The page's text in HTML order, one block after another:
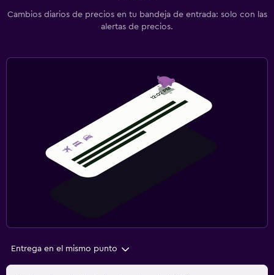
Cambios diarios de precios en tu bandeja de entrada: solo con las
alertas de precios.
Entrega en el mismo punto